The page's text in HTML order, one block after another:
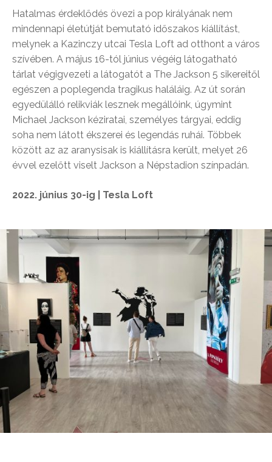
Hatalmas érdeklődés övezi a pop királyának nem
mindennapi életútját bemutató időszakos kiállítást,
melynek a Kazinczy utcai Tesla Loft ad otthont a város
szívében. A május 16-tól június végéig látogatható
tárlat végigvezeti a látogatót a The Jackson 5 sikereitől
egészen a poplegenda tragikus haláláig. Az út során
egyedülálló relikviák lesznek megállóink, úgymint
Michael Jackson kéziratai, személyes tárgyai, eddig
soha nem látott ékszerei és legendás ruhái. Többek
között az az aranysisak is kiállításra került, melyet 26
évvel ezelőtt viselt Jackson a Népstadion színpadán.
2022. június 30-ig | Tesla Loft